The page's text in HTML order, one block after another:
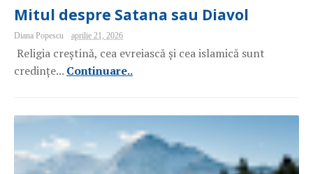
Mitul despre Satana sau Diavol
Diana Popescu aprilie 21, 2026
Religia creștină, cea evreiască și cea islamică sunt
credințe... Continuare..